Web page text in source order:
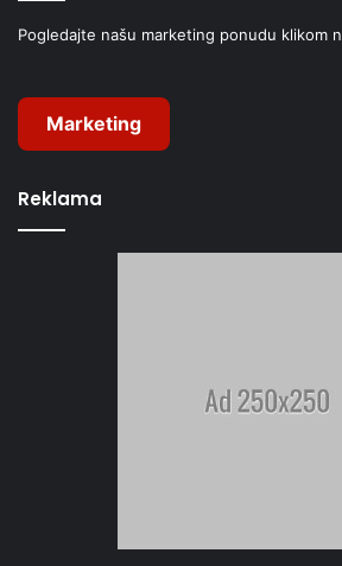
Pogledajte našu marketing ponudu klikom
Marketing
Reklama